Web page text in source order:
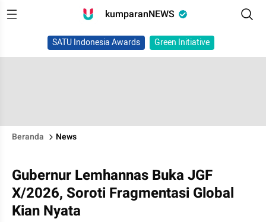
kumparanNEWS
SATU Indonesia Awards Green Initiative
Beranda News
Gubernur Lemhannas Buka JGF
X/2026, Soroti Fragmentasi Global
Kian Nyata